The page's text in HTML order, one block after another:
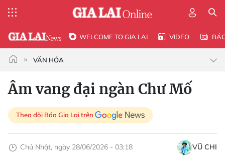
WELCOME TO GIA LAI VIDEO
VĂN HÓA
Âm vang đại ngàn Chư Mố
Theo dõi Báo Gia Lai trên
Chủ Nhật, ngày 28/06/2026 - 03:18 VŨ CHI